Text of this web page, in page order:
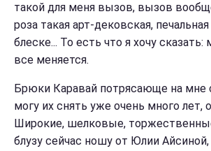
такой для меня вызов, вызов
роза такая арт-дековская,
блеске... То есть что я хочу
все меняется.
Брюки Каравай потрясающе на мне
могу их снять уже очень много лет,
Широкие, шелковые,
блузу сейчас ношу от Юлии Айсиной,